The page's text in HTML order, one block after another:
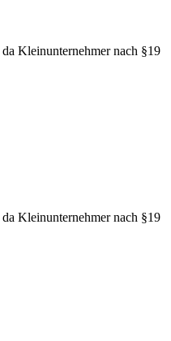
Kleinunternehmer nach §19
Kleinunternehmer nach §19